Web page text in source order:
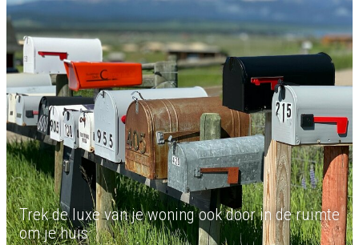
Trek de luxe van je woning ook door in de ruimte
om je huis